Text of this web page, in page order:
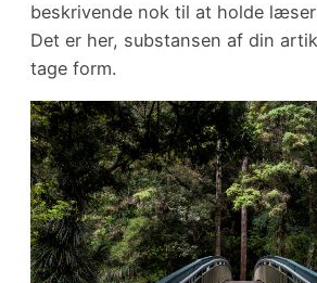
beskrivende nok til at holde
Det er her, substansen af din
tage form.